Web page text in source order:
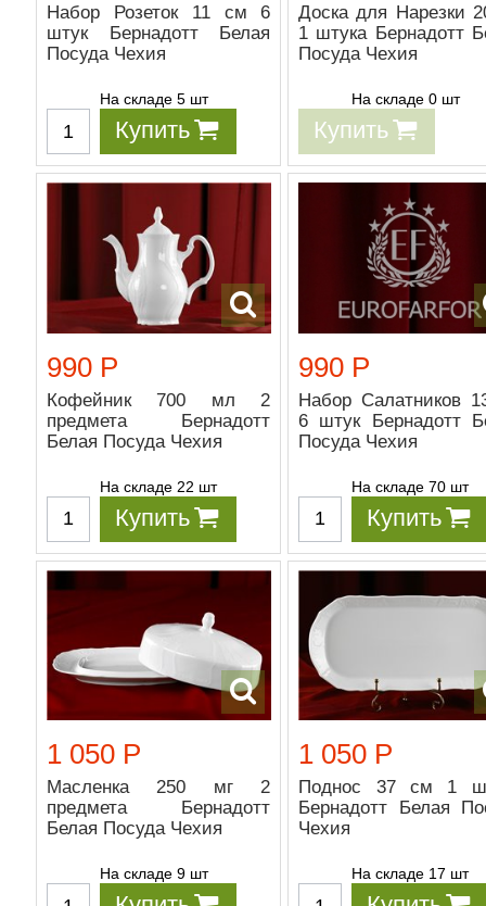
Набор Розеток 11 см 6
штук Бернадотт Белая
Посуда Чехия
На складе 5 шт
Купить
Доска для Нарезки
1 штука Бернадотт
Посуда Чехия
На складе 0 шт
Купить
990 Р
Кофейник 700 мл 2
предмета Бернадотт
Белая Посуда Чехия
На складе 22 шт
Купить
990 Р
Набор Салатников
6 штук Бернадотт
Посуда Чехия
На складе 70 шт
Купить
1 050 Р
Масленка 250 мг 2
предмета Бернадотт
Белая Посуда Чехия
На складе 9 шт
1 050 Р
Поднос 37 см 1
Бернадотт Белая
Чехия
На складе 17 шт